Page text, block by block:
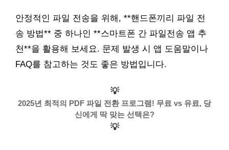
안정적인 파일 전송을 위해, **핸드폰끼리 파일 전
송 방법** 중 하나인 **스마트폰 간 파일전송 앱 추
천**을 활용해 보세요. 문제 발생 시 앱 도움말이나
FAQ를 참고하는 것도 좋은 방법입니다.
💡
2025년 최적의 PDF 파일 전환 프로그램! 무료 vs 유료, 당
신에게 딱 맞는 선택은?
💡